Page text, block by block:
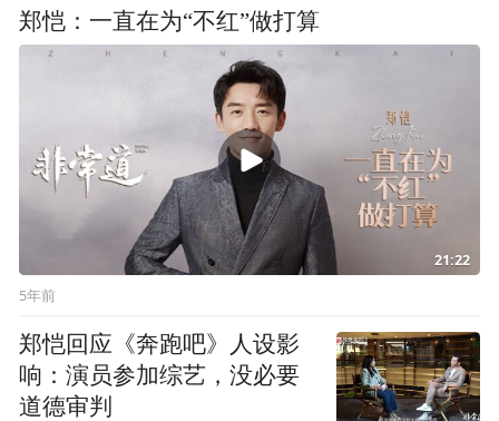
郑恺：一直在为“不红”做打算
21:22
5年前
郑恺回应《奔跑吧》人设影
响：演员参加综艺，没必要
道德审判